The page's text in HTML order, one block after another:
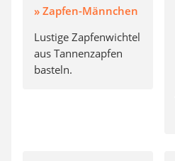
» Zapfen-Männchen
Lustige Zapfenwichtel
aus Tannenzapfen
basteln.